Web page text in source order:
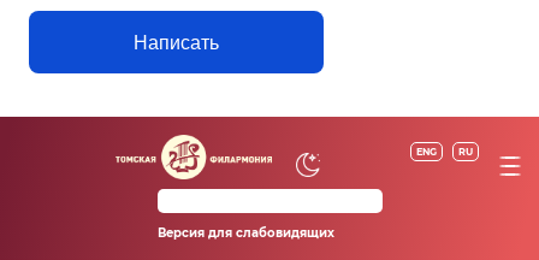
Написать
ENG RU
Версия для слабовидящих